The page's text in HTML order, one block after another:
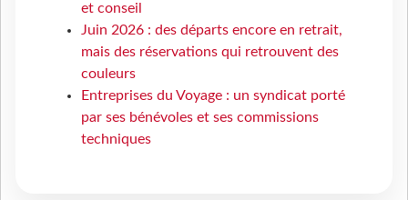
et conseil
Juin 2026 : des départs encore en retrait,
mais des réservations qui retrouvent des
couleurs
Entreprises du Voyage : un syndicat porté
par ses bénévoles et ses commissions
techniques